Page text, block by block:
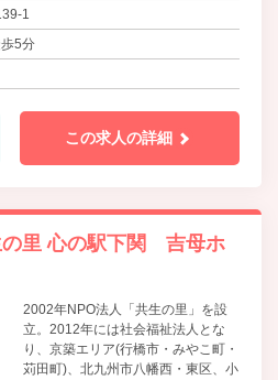
ら求められている福祉や公益サービ
スを、求められている地域で展開す
る」ことに努めてまいります。
1
5分
この求人の詳細
里 心の駅下関 吉母ホ
2002年NPO法人「共生の里」を設
立。2012年には社会福祉法人とな
り、京築エリア(行橋市・みやこ町・
苅田町)、北九州市八幡西・東区、小